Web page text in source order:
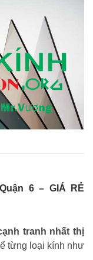
6 – GIÁ RẺ
tranh nhất thị
từng loại kính như